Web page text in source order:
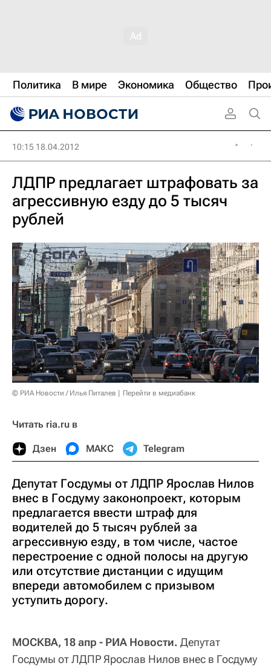
Политика В мире Экономика Общество
10:15 18.04.2012
ЛДПР предлагает штрафовать за
агрессивную езду до 5 тысяч
рублей
© РИА Новости / Илья Питалев Перейти в медиабанк
Читать ria.ru в
Дзен МАКС Telegram
Депутат Госдумы от ЛДПР Ярослав Нилов
внес в Госдуму законопроект, которым
предлагается ввести штраф для
водителей до 5 тысяч рублей за
агрессивную езду, в том числе, частое
перестроение с одной полосы на другую
или отсутствие дистанции с идущим
впереди автомобилем с призывом
уступить дорогу.
МОСКВА, 18 апр - РИА Новости. Депутат
Госдумы от ЛДПР Ярослав Нилов внес в Госдуму